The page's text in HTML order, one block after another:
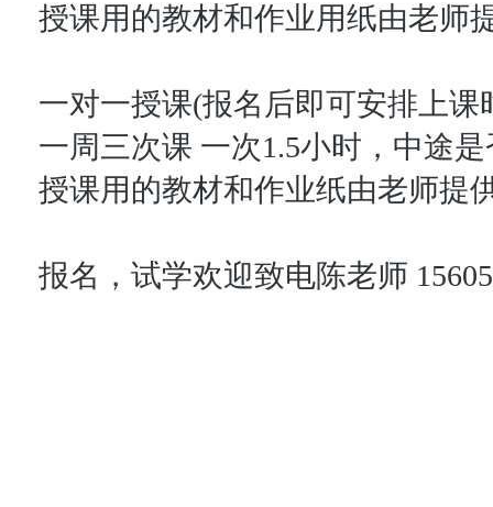
授课用的教材和作业用纸由老师
一对一授课(报名后即可安排上
一周三次课 一次1.5小时，中途
授课用的教材和作业纸由老师提
报名，试学欢迎致电陈老师